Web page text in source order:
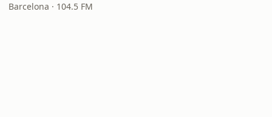
Barcelona · 104.5 FM